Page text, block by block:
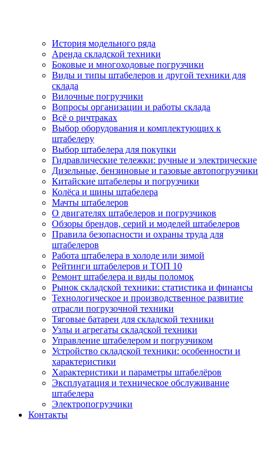
История модельного ряда
Аренда складской техники
Боковые и многоходовые погрузчики
Виды и типы штабелеров и другой техники для
склада
Вилочные погрузчики
Вопросы организации и работы склада
Всё о ричтраках
Выбор оборудования и комплектующих к
штабелеру
Выбор штабелера для покупки
Гидравлические тележки: ручные и электрические
Дизельные, бензиновые и газовые автопогрузчики
Китайские штабелеры и погрузчики
Колёса и шины штабелера
Мачты штабелеров
О двигателях штабелеров и погрузчиков
Обзоры брендов, серий и моделей штабелеров
Правила безопасности и охраны труда для
штабелеров
Работа штабелера в холоде или зимой
Рейтинги штабелеров и ТОП 10
Ремонт штабелера и виды поломок
Рынок складской техники: статистика и финансы
Технологическое и производственное развитие
отрасли погрузочной техники
Тяговые батареи для складской техники
Узлы и агрегаты складской техники
Управление штабелером и погрузчиком
Устройство складской техники: особенности и
характеристики
Характеристики и параметры штабелёров
Эксплуатация и техническое обслуживание
штабелера
Электропогрузчики
Контакты